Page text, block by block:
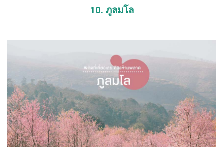
10. ภูลมโล